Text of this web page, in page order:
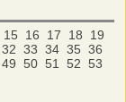
15 16 17 18
19
32 33 34 35 36
49 50 51 52 53